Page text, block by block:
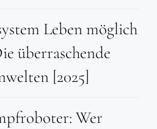
Leben möglich
überraschende
[2025]
Wer